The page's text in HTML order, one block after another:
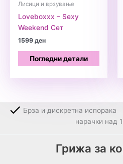
Лисици и врзување
Loveboxxx – Sexy
Weekend Сет
1599ден
Погледни детали
Брза и дискретна испорака
нарачки над
Грижа за